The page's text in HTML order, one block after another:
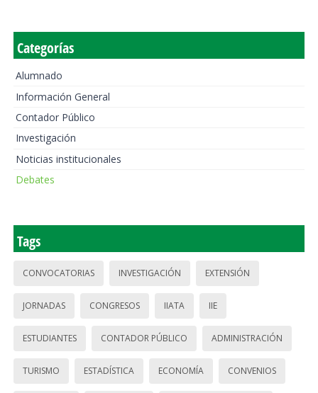
Categorías
Alumnado
Información General
Contador Público
Investigación
Noticias institucionales
Debates
Tags
CONVOCATORIAS INVESTIGACIÓN EXTENSIÓN
JORNADAS CONGRESOS IIATA IIE
ESTUDIANTES CONTADOR PÚBLICO ADMINISTRACIÓN
TURISMO ESTADÍSTICA ECONOMÍA CONVENIOS